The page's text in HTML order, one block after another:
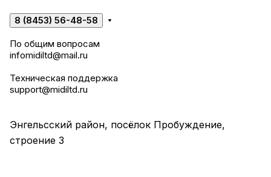
8 (8453) 56-48-58
По общим вопросам
infomidiltd@mail.ru
Техническая поддержка
support@midiltd.ru
Энгельсский район, посёлок Пробуждение,
строение 3